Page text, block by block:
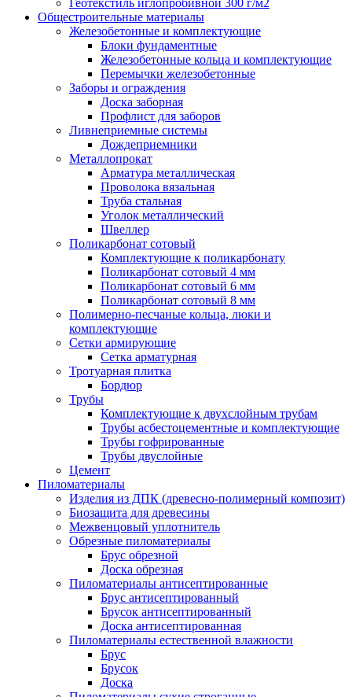
Общестроительные материалы
Железобетонные и комплектующие
Блоки фундаментные
Железобетонные кольца и комплектующие
Перемычки железобетонные
Заборы и ограждения
Доска заборная
Профлист для заборов
Ливнеприемные системы
Дождеприемники
Металлопрокат
Арматура металлическая
Проволока вязальная
Труба стальная
Уголок металлический
Швеллер
Поликарбонат сотовый
Комплектующие к поликарбонату
Поликарбонат сотовый 4 мм
Поликарбонат сотовый 6 мм
Поликарбонат сотовый 8 мм
Полимерно-песчаные кольца, люки и
комплектующие
Сетки армирующие
Сетка арматурная
Тротуарная плитка
Бордюр
Трубы
Комплектующие к двухслойным трубам
Трубы асбестоцементные и комплектующие
Трубы гофрированные
Трубы двуслойные
Цемент
Пиломатериалы
Изделия из ДПК (древесно-полимерный композит)
Биозащита для древесины
Межвенцовый уплотнитель
Обрезные пиломатериалы
Брус обрезной
Доска обрезная
Пиломатериалы антисептированные
Брус антисептированный
Брусок антисептированный
Доска антисептированная
Пиломатериалы естественной влажности
Брус
Брусок
Доска